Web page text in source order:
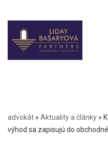
Preskočiť
na
obsah
advokát » Aktuality a články »
výhod sa zapisujú do